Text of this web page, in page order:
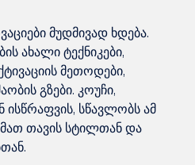
მუდმივად ხდება.
ახალი ტექნიკები,
მეთოდები,
გზები. კოუჩი,
სწავლობს ამ
თავის სტილთან და